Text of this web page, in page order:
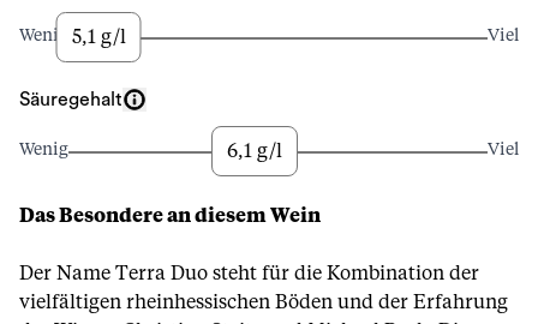
Wenig 5,1 g/l Viel
Säuregehalt
Wenig 6,1 g/l Viel
Das Besondere an diesem Wein
Der Name Terra Duo steht für die Kombination der
vielfältigen rheinhessischen Böden und der Erfahrung